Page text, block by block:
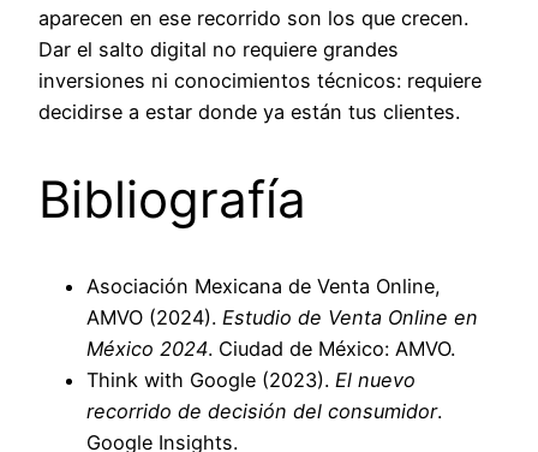
aparecen en ese recorrido son los que crecen.
Dar el salto digital no requiere grandes
inversiones ni conocimientos técnicos: requiere
decidirse a estar donde ya están tus clientes.
Bibliografía
Asociación Mexicana de Venta Online,
AMVO (2024). Estudio de Venta Online en
México 2024. Ciudad de México: AMVO.
Think with Google (2023). El nuevo
recorrido de decisión del consumidor.
Google Insights.